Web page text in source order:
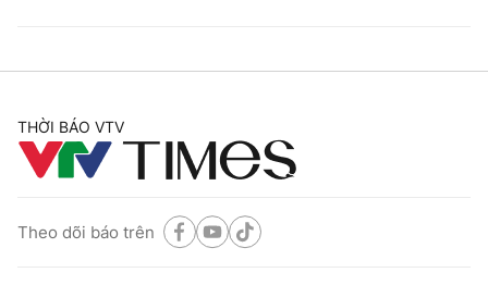
THỜI BÁO VTV
Theo dõi báo trên